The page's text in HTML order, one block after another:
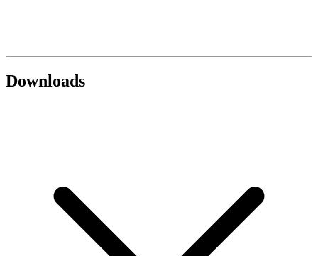
Downloads